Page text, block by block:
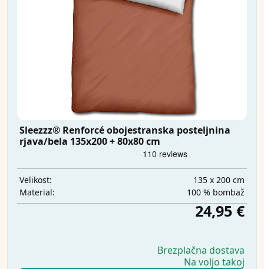
Sleezzz® Renforcé obojestranska posteljnina
rjava/bela 135x200 + 80x80 cm
Velikost:
135 x 200 cm
Material:
100 % bombaž
24,95 €
Brezplačna dostava
Na voljo takoj